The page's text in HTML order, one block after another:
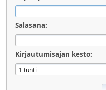
Salasana:
Kirjautumisajan kesto: